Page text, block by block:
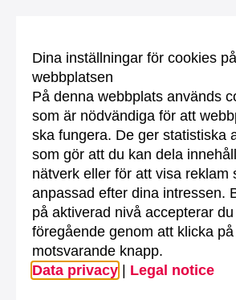
Dina inställningar för cookies på
webbplatsen
På denna webbplats används
som är nödvändiga för att
ska fungera. De ger statistiska
som gör att du kan dela
nätverk eller för att visa reklam
anpassad efter dina intressen.
på aktiverad nivå accepterar
föregående genom att klicka på
motsvarande knapp.
Data privacy
Legal notice